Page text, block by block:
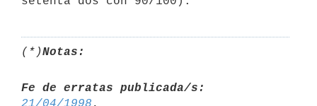
(*)Notas:
Fe de erratas publicada/s: